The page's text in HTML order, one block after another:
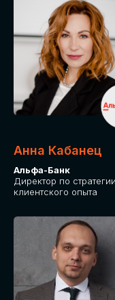
Анна Кабанец
Альфа-Банк
Директор по стратегии
клиентского опыта
УЧАСТИЯ